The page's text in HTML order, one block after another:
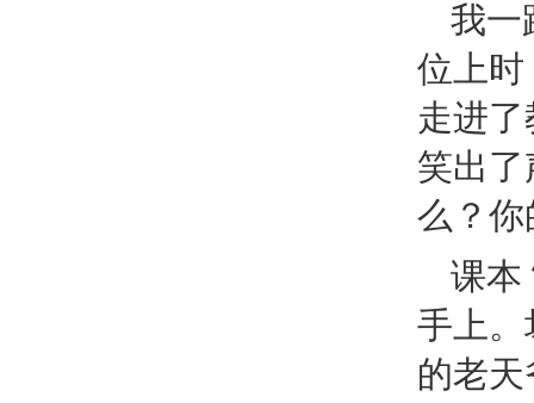
我一
位上时
走进
笑出
么？你
课本
手上。
的老